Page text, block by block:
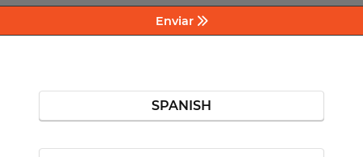
Enviar
SPANISH